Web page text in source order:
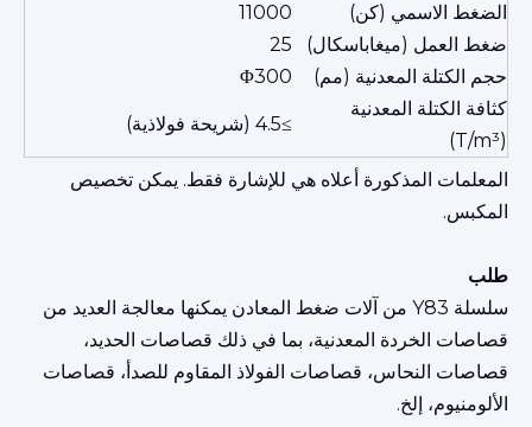
الضغط الاسمي (كن)
11000
ضغط العمل (ميغاباسكال)
25
حجم الكتلة المعدنية (مم)
Φ300
كثافة الكتلة المعدنية
(T/m³)
≥4.5 (شريحة فولاذية)
المعلمات المذكورة أعلاه هي للإشارة فقط. يمكن تخصيص
المكبس.
طلب
سلسلة Y83 من آلات ضغط المعادن يمكنها معالجة العديد من
قصاصات الخردة المعدنية، بما في ذلك قصاصات الحديد،
قصاصات النحاس، قصاصات الفولاذ المقاوم للصدأ، قصاصات
الألومنيوم، إلخ.